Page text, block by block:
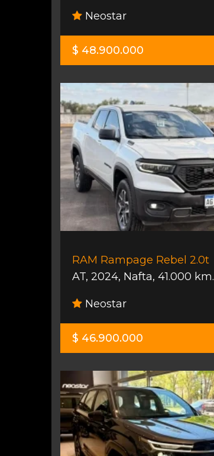
Neostar
$ 48.900.000
RAM Rampage Rebel 2.0t
AT, 2024, Nafta, 41.000 km.
Neostar
$ 46.900.000